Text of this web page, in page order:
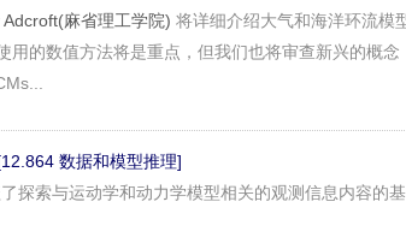
麻省理工学院) 将详细介绍大气和海洋环流模
用的数值方法将是重点，但我们也将审查新兴的概念
数据和模型推理]
探索与运动学和动力学模型相关的观测信息内容的基